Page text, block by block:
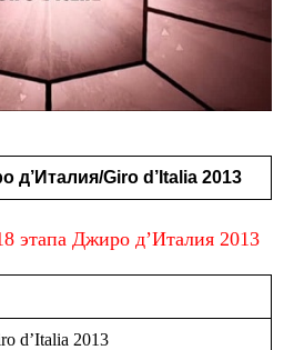
д’Италия/Giro d’Italia 2013
этапа Джиро д’Италия 2013
d’Italia 2013